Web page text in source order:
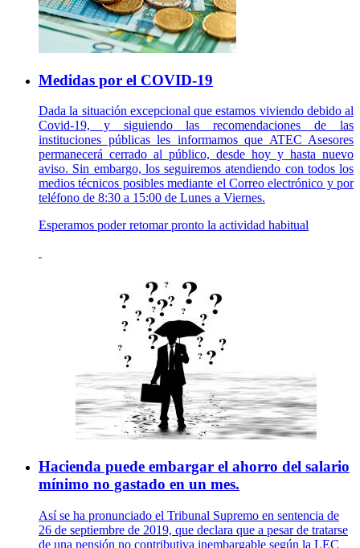
Medidas por el COVID-19
Dada la situación excepcional que estamos viviendo debido al
Covid-19, y siguiendo las recomendaciones de las
instituciones públicas les informamos que ATEC Asesores
permanecerá cerrado al público, desde hoy y hasta nuevo
aviso. Sin embargo, los seguiremos atendiendo con todos los
medios técnicos posibles mediante el Correo electrónico y por
teléfono de 8:30 a 15:00 de Lunes a Viernes.
Esperamos poder retomar pronto la actividad habitual
Hacienda puede embargar el ahorro del salario
mínimo no gastado en un mes.
Así se ha pronunciado el Tribunal Supremo en sentencia de
26 de septiembre de 2019, que declara que a pesar de tratarse
de una pensión no contributiva inembargable según la LEC